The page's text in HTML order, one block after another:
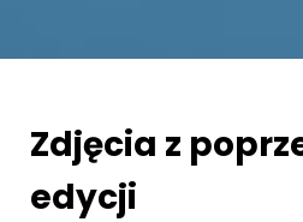
Zdjęcia z
edycji